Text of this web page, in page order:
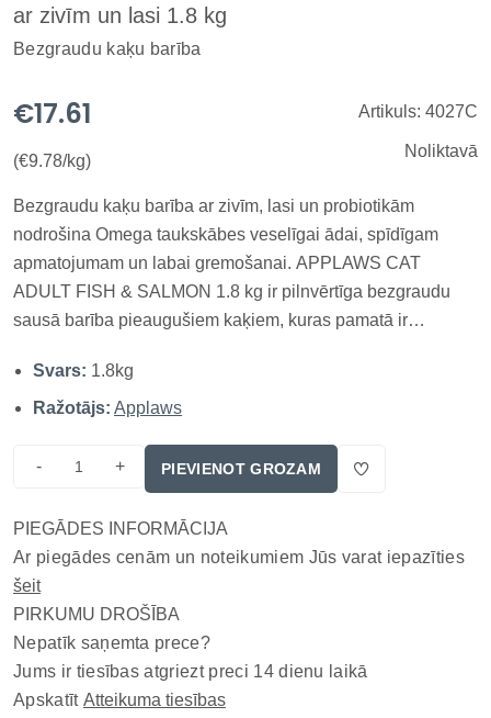
ar zivīm un lasi 1.8 kg
Bezgraudu kaķu barība
€17.61
(€9.78/kg)
Artikuls: 4027C
Noliktavā
Bezgraudu kaķu barība ar zivīm, lasi un probiotikām
nodrošina Omega taukskābes veselīgai ādai, spīdīgam
apmatojumam un labai gremošanai. APPLAWS CAT
ADULT FISH & SALMON 1.8 kg ir pilnvērtīga bezgraudu
sausā barība pieaugušiem kaķiem, kuras pamatā ir
jutīgu gremošanu, alerģijām vai tiem, kuri dod priekšroku
zivju garšai. Barība satur 50% ziv...
Svars: 1.8kg
Ražotājs: Applaws
- + PIEVIENOT GROZAM
PIEGĀDES INFORMĀCIJA
Ar piegādes cenām un noteikumiem Jūs varat iepazīties
šeit
PIRKUMU DROŠĪBA
Nepatīk saņemta prece?
Jums ir tiesības atgriezt preci 14 dienu laikā
Apskatīt Atteikuma tiesības